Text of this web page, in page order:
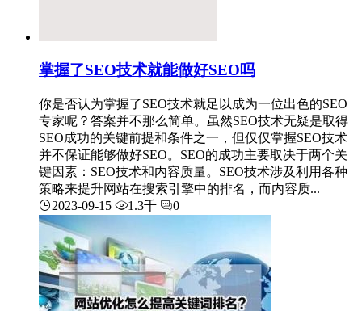
掌握了SEO技术就能做好SEO吗
你是否认为掌握了SEO技术就足以成为一位出色的SEO
专家呢？答案并不那么简单。虽然SEO技术无疑是取得
SEO成功的关键前提和条件之一，但仅仅掌握SEO技术
并不保证能够做好SEO。SEO的成功主要取决于两个关
键因素：SEO技术和内容质量。SEO技术涉及利用各种
策略来提升网站在搜索引擎中的排名，而内容质...
2023-09-15
1.3千 0